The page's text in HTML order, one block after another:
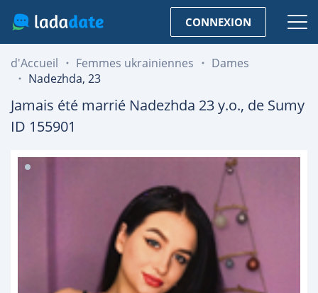
CONNEXION
d'Accueil Femmes ukrainiennes
Dames
Nadezhda, 23
Jamais été marrié Nadezhda 23y.o., de Sumy
ID 155901